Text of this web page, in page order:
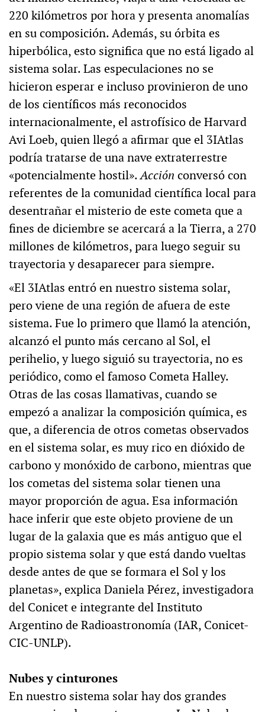
220 kilómetros por hora y presenta anomalías
en su composición. Además, su órbita es
hiperbólica, esto significa que no está ligado al
sistema solar. Las especulaciones no se
hicieron esperar e incluso provinieron de uno
de los científicos más reconocidos
internacionalmente, el astrofísico de Harvard
Avi Loeb, quien llegó a afirmar que el 3IAtlas
podría tratarse de una nave extraterrestre
«potencialmente hostil».Acción conversó con
referentes de la comunidad científica local para
desentrañar el misterio de este cometa que a
fines de diciembre se acercará a la Tierra, a 270
millones de kilómetros, para luego seguir su
trayectoria y desaparecer para siempre.
«El 3IAtlas entró en nuestro sistema solar,
pero viene de una región de afuera de este
sistema. Fue lo primero que llamó la atención,
alcanzó el punto más cercano al Sol, el
perihelio, y luego siguió su trayectoria, no es
periódico, como el famoso Cometa Halley.
Otras de las cosas llamativas, cuando se
empezó a analizar la composición química, es
que, a diferencia de otros cometas observados
en el sistema solar, es muy rico en dióxido de
carbono y monóxido de carbono, mientras que
los cometas del sistema solar tienen una
mayor proporción de agua. Esa información
hace inferir que este objeto proviene de un
lugar de la galaxia que es más antiguo que el
propio sistema solar y que está dando vueltas
desde antes de que se formara el Sol y los
planetas», explica Daniela Pérez, investigadora
del Conicet e integrante del Instituto
Argentino de Radioastronomía (IAR, Conicet-
CIC-UNLP).
Nubes y cinturones
En nuestro sistema solar hay dos grandes